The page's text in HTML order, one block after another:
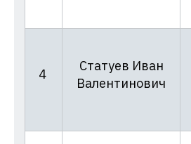
4
Статуев Иван
Валентинович